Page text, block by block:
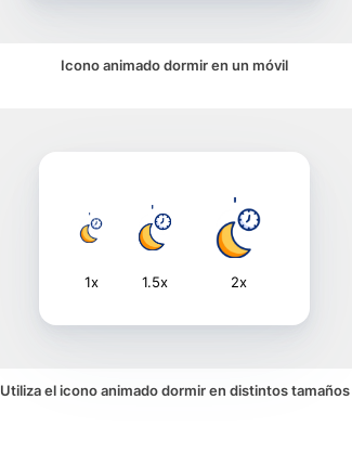
Icono animado dormir en un móvil
1x 1.5x 2x
Utiliza el icono animado dormir en distintos tamaños